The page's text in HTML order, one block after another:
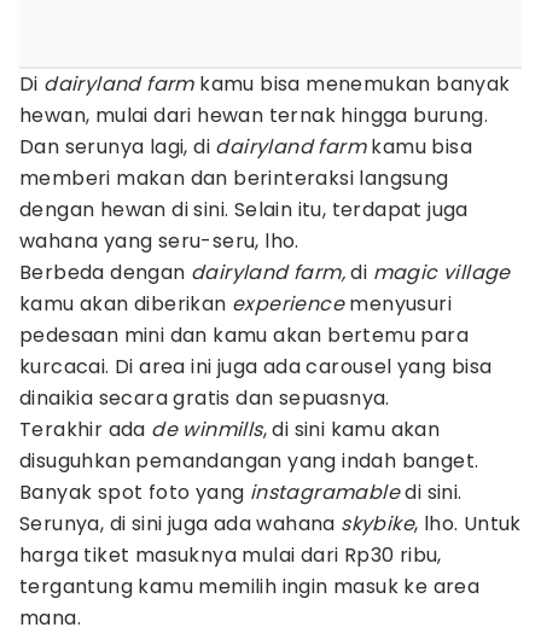
Di dairyland farmkamu bisa menemukan banyak
hewan, mulai dari hewan ternak hingga burung.
Dan serunya lagi, di dairyland farmkamu bisa
memberi makan dan berinteraksi langsung
dengan hewan di sini. Selain itu, terdapat juga
wahana yang seru-seru, lho.
Berbeda dengan dairyland farm,di magic village
kamu akan diberikan experiencemenyusuri
pedesaan mini dan kamu akan bertemu para
kurcacai. Di area ini juga ada carousel yang bisa
dinaikia secara gratis dan sepuasnya.
Terakhir ada de winmills, di sini kamu akan
disuguhkan pemandangan yang indah banget.
Banyak spot foto yang instagramabledi sini.
Serunya, di sini juga ada wahana skybike, lho. Untuk
harga tiket masuknya mulai dari Rp30 ribu,
tergantung kamu memilih ingin masuk ke area
mana.